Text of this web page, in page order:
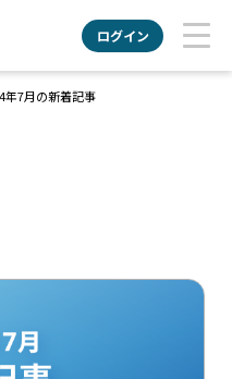
ログイン
年7月の新着記事